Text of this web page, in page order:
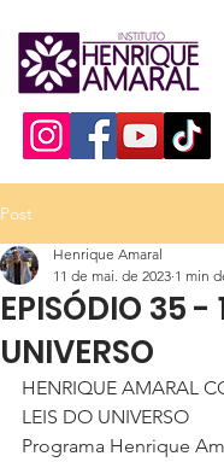
Post
EPISÓDIO 35 -
UNIVERSO
Henrique Amaral
11 de mai. de 2023 1 min
HENRIQUE AMARAL
LEIS DO UNIVERSO
Programa Henrique